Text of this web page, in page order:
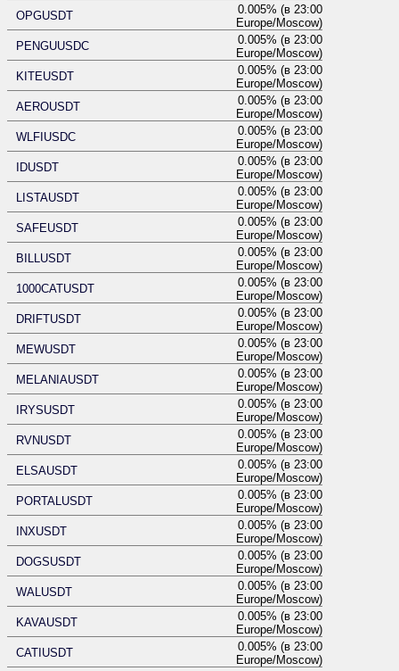
OPGUSDT
0.005% (в 23:00
Europe/Moscow)
PENGUUSDC
0.005% (в 23:00
Europe/Moscow)
KITEUSDT
0.005% (в 23:00
Europe/Moscow)
AEROUSDT
0.005% (в 23:00
Europe/Moscow)
WLFIUSDC
0.005% (в 23:00
Europe/Moscow)
IDUSDT
0.005% (в 23:00
Europe/Moscow)
LISTAUSDT
0.005% (в 23:00
Europe/Moscow)
SAFEUSDT
0.005% (в 23:00
Europe/Moscow)
BILLUSDT
0.005% (в 23:00
Europe/Moscow)
1000CATUSDT
0.005% (в 23:00
Europe/Moscow)
DRIFTUSDT
0.005% (в 23:00
Europe/Moscow)
MEWUSDT
0.005% (в 23:00
Europe/Moscow)
MELANIAUSDT
0.005% (в 23:00
Europe/Moscow)
IRYSUSDT
0.005% (в 23:00
Europe/Moscow)
RVNUSDT
0.005% (в 23:00
Europe/Moscow)
ELSAUSDT
0.005% (в 23:00
Europe/Moscow)
PORTALUSDT
0.005% (в 23:00
Europe/Moscow)
INXUSDT
0.005% (в 23:00
Europe/Moscow)
DOGSUSDT
0.005% (в 23:00
Europe/Moscow)
WALUSDT
0.005% (в 23:00
Europe/Moscow)
KAVAUSDT
0.005% (в 23:00
Europe/Moscow)
CATIUSDT
0.005% (в 23:00
Europe/Moscow)